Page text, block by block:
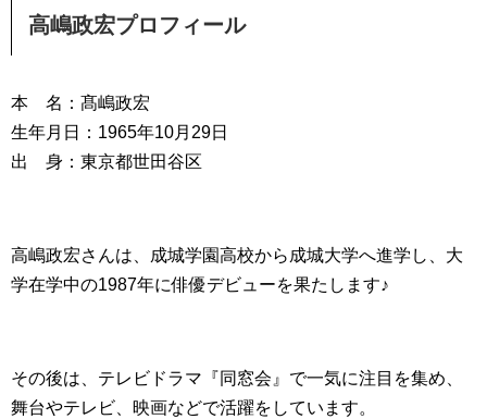
高嶋政宏プロフィール
本 名：髙嶋政宏
生年月日：1965年10月29日
出 身：東京都世田谷区
高嶋政宏さんは、成城学園高校から成城大学へ進学し、大
学在学中の1987年に俳優デビューを果たします♪
その後は、テレビドラマ『同窓会』で一気に注目を集め、
舞台やテレビ、映画などで活躍をしています。